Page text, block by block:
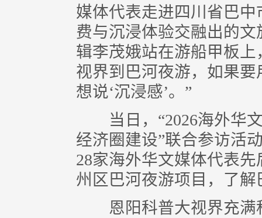
媒体代表走进四川省巴
费与沉浸体验交融出的
辑李茂娥站在游船甲板
视界到巴河夜游，如果
想说‘沉浸感’。”
当日，“2026海外华
经济圈建设”联合参访活
28家海外华文媒体代表
州区巴河夜游项目，了
恩阳科普大视界充满